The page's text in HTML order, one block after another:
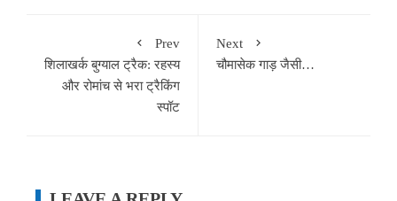
Prev
शिलाखर्क बुग्याल ट्रैक: रहस्य
और रोमांच से भरा ट्रैकिंग
स्‍पॉट
Next
चौमासेक गाड़ जैसी…